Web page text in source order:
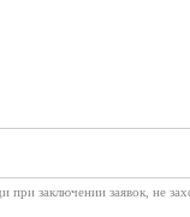
заключении заявок, не